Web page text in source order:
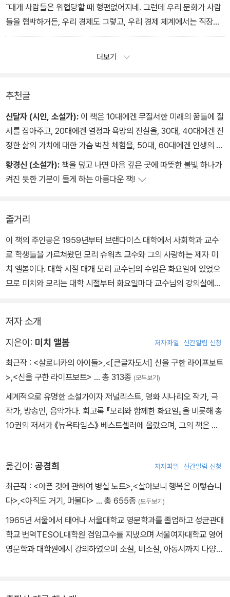
˝대개 사람들은 위협당할 때 형편없어지네. 그런데 우리 문화가 사람
들을 협박하거든, 우리 경제도 그렇고, 우리 경제 체계에서는 직장
을 가진 사람들까지도 위협을 느끼지. 언제 직장을 잃을지 모르니
더보기
추천글
신달자 (시인, 소설가): 이 책은 10대에겐 무질서한 미래의 꿈들에 질
서를 잡아주고, 20대에겐 열정과 욕망의 진실을, 30대, 40대에겐 진
정한 삶의 가치에 대한 가슴 벅찬 체험을, 50대, 60대에겐 인생의 마
지막 순간까지 최선을 다하는 정신의 향기를 느끼게 해준다.
황경신 (소설가): 책을 덮고 나면 마음 깊은 곳에 따뜻한 불빛 하나가
켜진 듯한 기분이 들게 하는 아름다운 책!
줄거리
이 책의 주인공은 1959년부터 브랜다이스 대학에서 사회학과 교수
로 학생들을 가르쳐왔던 모리 슈워츠 교수와 그의 사랑하는 제자 미
치 앨봄이다. 대학 시절 대개 모리 교수님의 수업은 화요일에 있었으
므로 미치와 모리는 대학 시절부터 화요일마다 교수님의 강의실에서
그 시절 교수님은 인생에서 중요한 것은 무엇이며, 무엇을 위해 노력
을 해야 하는지 등을 가르쳐 주었다. 어느덧 4년이란 시간이 흘러 미
연락하겠다는 헛된 약속을 하면서 말이다.
그러나 훌륭한 피아노 연주자가 되겠다는 꿈을 가지고 떠났던 미치는
사람이 몇 명 없는 클럽에서 무명의 설움을 겪었고, 또 계속되는 계약
위반을 당하면서 아무도 들어주지 않을 노래를 작곡하며 괴로운 시절
그는 다시 대학으로 돌아가 저널리즘을 공부하고 난 후 잘 나가는 저
널리스트로서, 그리고 작가로서 성공의 길을 달리고 있었다. 결혼 이
이렇게 하면 인생의 칼자루를 자신이 쥘 수 있다고 믿고 말이다.
그러한 나날을 보내던 미치는 어느 날 밤 여느 때와 마찬가지로 아무
저자 소개
지은이: 미치 앨봄 저자파일 신간알림 신청
최근작 : <살로니카의 아이들> <[큰글자도서] 신을 구한 라이프보트
> <신을 구한 라이프보트> … 총 313종 (모두보기)
세계적으로 유명한 소설가이자 저널리스트, 영화 시나리오 작가, 극
작가, 방송인, 음악가다. 회고록 『모리와 함께한 화요일』을 비롯해 총
10권의 저서가 《뉴욕타임스》 베스트셀러에 올랐으며, 그의 책은 전
평단의 찬사를 받기도 했다. 앨봄은 본인이 설립한 ‘SAY 디트로이트’
산하의 자선 단체 9곳을 운영하고 있다. 또한 아이티의 포르토프랭스
에 ‘해브페이스Have Faith’ 고아원을 세워 매달 방문하고 있다. 현
옮긴이: 공경희 저자파일 신간알림 신청
최근작 : <아픈 것에 관하여 병실 노트> <살아보니 행복은 이렇습니
다> <아직도 거기, 머물다> … 총 655종 (모두보기)
1965년 서울에서 태어나 서울대학교 영문학과를 졸업하고 성균관대
학교 번역TESOL대학원 겸임교수를 지냈으며 서울여자대학교 영어
영문학과 대학원에서 강의하였으며 소설, 비소설, 아동서까지 다양한